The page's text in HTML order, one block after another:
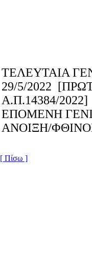
ΤΕΛΕΥΤΑΙΑ
29/5/2022
Α.Π.14384/2022]
ΕΠΟΜΕΝΗ
ΑΝΟΙΞΗ/
[ Πίσω ]